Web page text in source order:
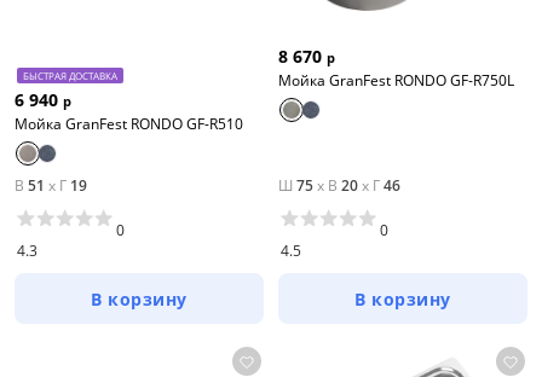
БЫСТРАЯ ДОСТАВКА
6 940 р
Мойка GranFest RONDO GF-R510
В 51 x Г 19
4.3
0
В корзину
8 670 р
Мойка GranFest RONDO GF-R750L
Ш 75x В 20x Г46
4.5
0
В корзину